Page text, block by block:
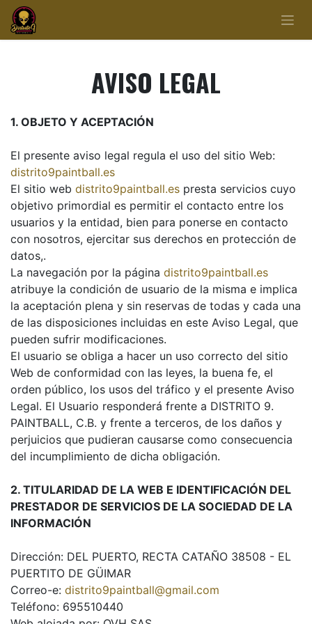
AVISO LEGAL
1. OBJETO Y ACEPTACIÓN
El presente aviso legal regula el uso del sitio Web:
distrito9paintball.es
El sitio web distrito9paintball.es presta servicios cuyo
objetivo primordial es permitir el contacto entre los
usuarios y la entidad, bien para ponerse en contacto
con nosotros, ejercitar sus derechos en protección de
datos,.
La navegación por la página distrito9paintball.es
atribuye la condición de usuario de la misma e implica
la aceptación plena y sin reservas de todas y cada una
de las disposiciones incluidas en este Aviso Legal, que
pueden sufrir modificaciones.
El usuario se obliga a hacer un uso correcto del sitio
Web de conformidad con las leyes, la buena fe, el
orden público, los usos del tráfico y el presente Aviso
Legal. El Usuario responderá frente a DISTRITO 9.
PAINTBALL, C.B. y frente a terceros, de los daños y
perjuicios que pudieran causarse como consecuencia
del incumplimiento de dicha obligación.
2. TITULARIDAD DE LA WEB E IDENTIFICACIÓN DEL
PRESTADOR DE SERVICIOS DE LA SOCIEDAD DE LA
INFORMACIÓN
Dirección: DEL PUERTO, RECTA CATAÑO 38508 - EL
PUERTITO DE GÜIMAR
Correo-e: distrito9paintball@gmail.com
Teléfono: 695510440